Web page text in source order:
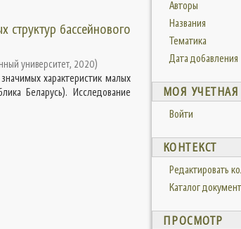
структур бассейнового
университет, 2020)
характеристик малых
Беларусь). Исследование
Авторы
Названия
Тематика
Дата добавления
МОЯ
Войти
КОНТЕКСТ
Редактировать
Каталог
ПРОСМОТР